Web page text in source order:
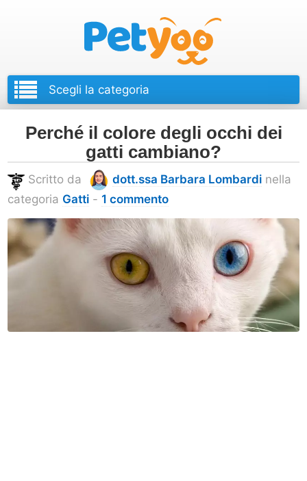
Perché il colore degli occhi dei
gatti cambiano?
Scritto da dott.ssa Barbara Lombardi nella
categoria Gatti - 1 commento